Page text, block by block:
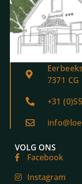
7371
+31
VOLG ONS
Facebook
Instagram